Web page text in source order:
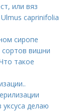
или вяз
caprinifolia
сиропе
вишни
такое
делаю